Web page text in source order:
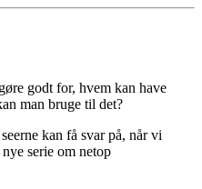
godt for, hvem kan have
man bruge til det?
kan få svar på, når vi
serie om netop